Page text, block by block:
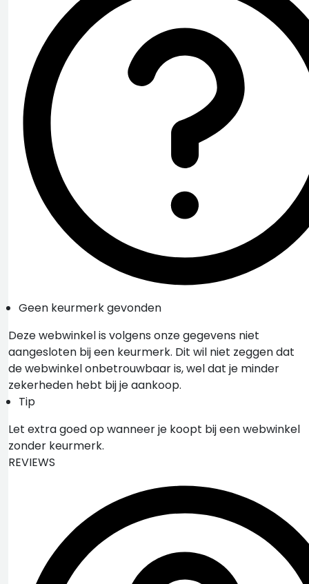
Geen keurmerk gevonden
Deze webwinkel is volgens onze gegevens niet
aangesloten bij een keurmerk. Dit wil niet zeggen dat
de webwinkel onbetrouwbaar is, wel dat je minder
zekerheden hebt bij je aankoop.
Tip
Let extra goed op wanneer je koopt bij een webwinkel
zonder keurmerk.
REVIEWS